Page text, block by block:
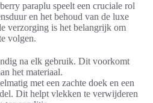
paraplu speelt een cruciale rol
en het behoud van de luxe
verzorging is het belangrijk om
volgen.
na elk gebruik. Dit voorkomt
het materiaal.
met een zachte doek en een
Dit helpt vlekken te verwijderen